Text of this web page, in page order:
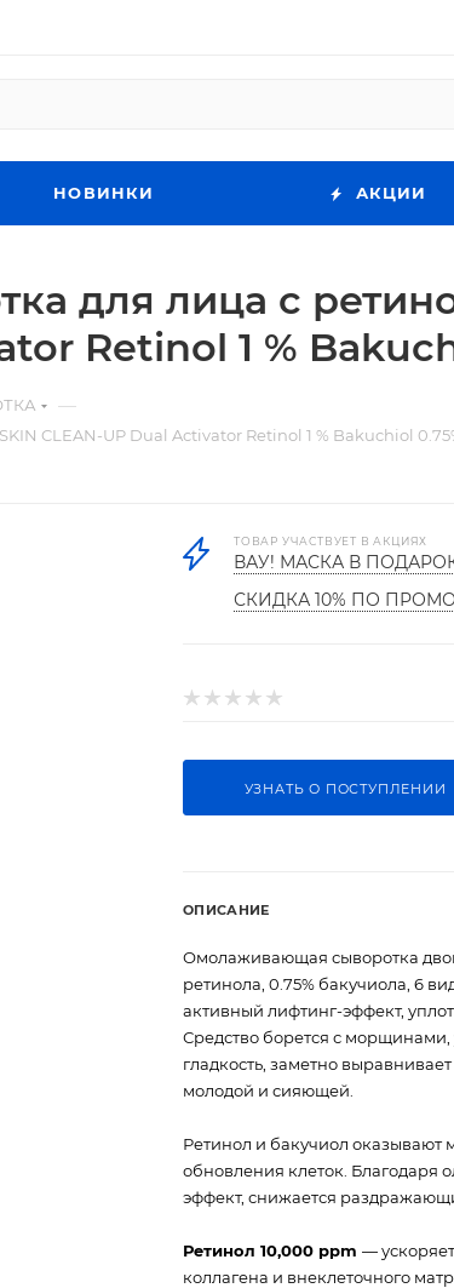
НОВИНКИ АКЦИИ
для лица с
Retinol 1 %
—
CLEAN-UP Dual Activator Retinol 1 % Bakuchiol
ТОВАР УЧАСТВУЕТ В АКЦИЯХ
ВАУ! МАСКА В
СКИДКА 10% ПО
УЗНАТЬ О ПОСТУПЛЕНИИ
ОПИСАНИЕ
Омолаживающая сыворотка
ретинола, 0.75% бакучиола, 6
активный лифтинг-эффект,
Средство борется с морщинами,
гладкость, заметно
молодой и сияющей.
Ретинол и бакучиол
обновления клеток. Благодаря
эффект, снижается
Ретинол 10,000 ppm —
коллагена и внеклеточного